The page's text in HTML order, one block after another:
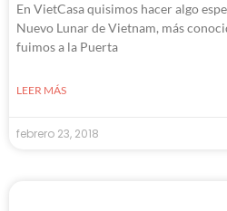
En VietCasa quisimos hacer algo
Nuevo Lunar de Vietnam, más
fuimos a la Puerta
LEER MÁS
febrero 23, 2018